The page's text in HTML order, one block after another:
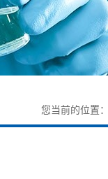
您当前的位置：